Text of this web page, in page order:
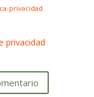
privacidad
privacidad